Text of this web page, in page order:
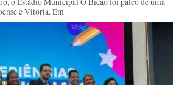
e Vitória. Em